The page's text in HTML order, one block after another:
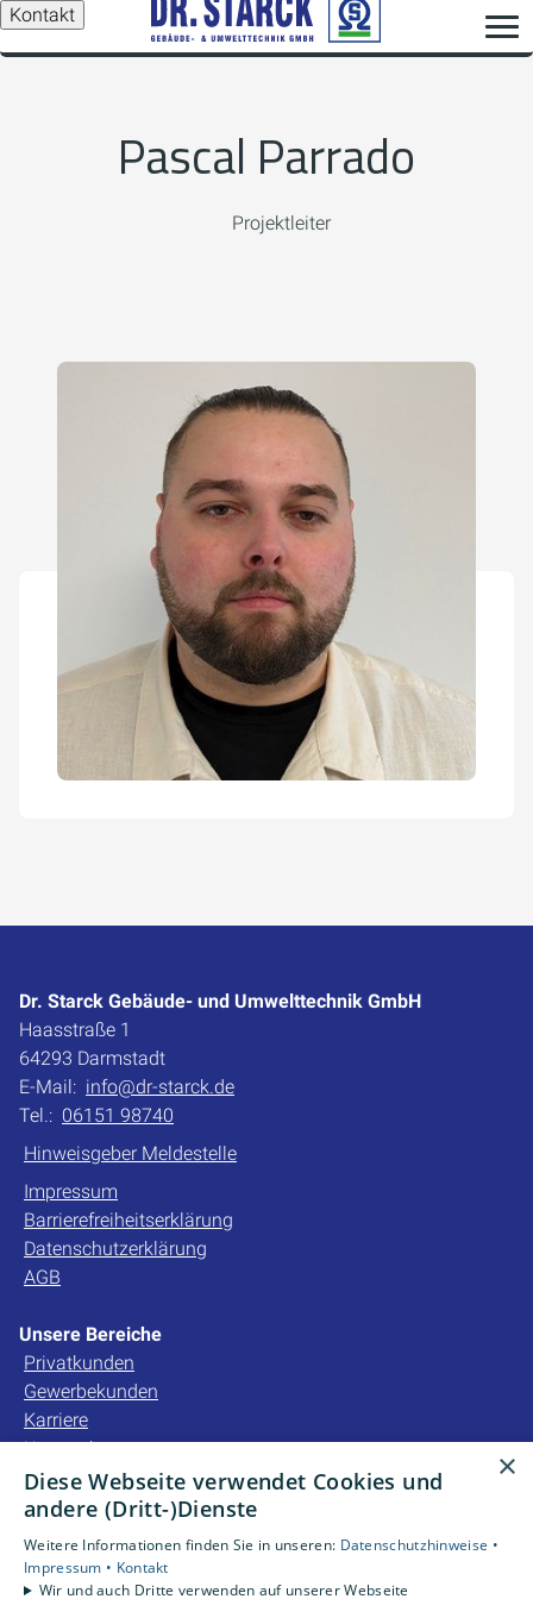
Kontakt
Pascal Parrado
Projektleiter
Dr. Starck Gebäude- und Umwelttechnik GmbH
Haasstraße 1
64293 Darmstadt
E-Mail: info@dr-starck.de
Tel.: 06151 98740
Hinweisgeber Meldestelle
Impressum
Barrierefreiheitserklärung
Datenschutzerklärung
AGB
Unsere Bereiche
Privatkunden
Gewerbekunden
Karriere
Unternehmen
Kontakt
Unsere Bewertungen
×
Diese Webseite verwendet Cookies und
andere (Dritt-)Dienste
Weitere Informationen finden Sie in unseren: Datenschutzhinweise •
Impressum • Kontakt
Wir und auch Dritte verwenden auf unserer Webseite